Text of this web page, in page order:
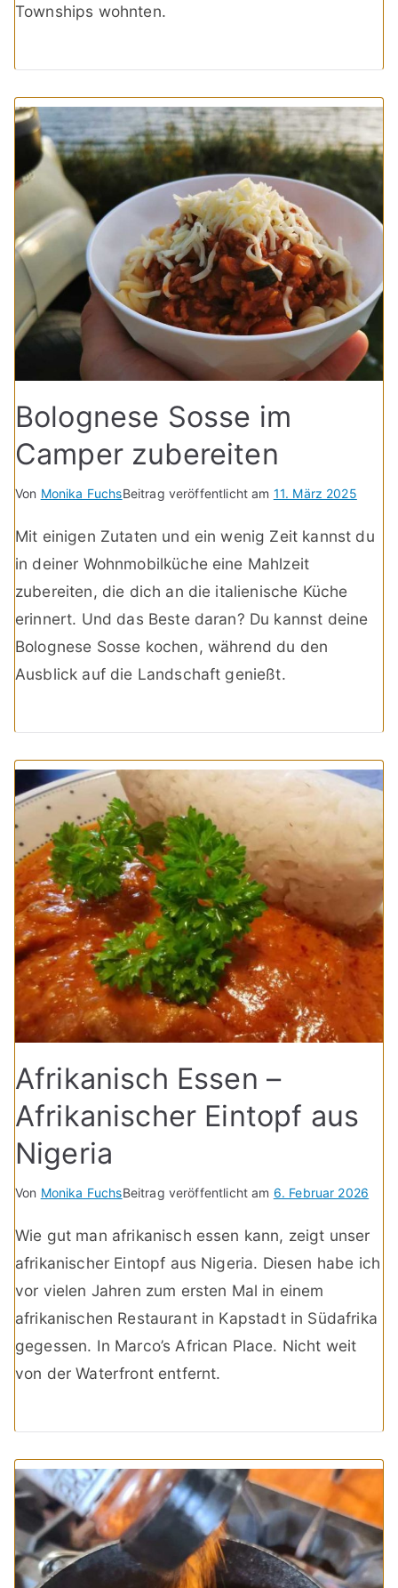
Townships wohnten.
Bolognese Sosse im
Camper zubereiten
Von Monika FuchsBeitrag veröffentlicht am 11. März 2025
Mit einigen Zutaten und ein wenig Zeit kannst du
in deiner Wohnmobilküche eine Mahlzeit
zubereiten, die dich an die italienische Küche
erinnert. Und das Beste daran? Du kannst deine
Bolognese Sosse kochen, während du den
Ausblick auf die Landschaft genießt.
Afrikanisch Essen –
Afrikanischer Eintopf aus
Nigeria
Von Monika FuchsBeitrag veröffentlicht am 6. Februar 2026
Wie gut man afrikanisch essen kann, zeigt unser
afrikanischer Eintopf aus Nigeria. Diesen habe ich
vor vielen Jahren zum ersten Mal in einem
afrikanischen Restaurant in Kapstadt in Südafrika
gegessen. In Marco’s African Place. Nicht weit
von der Waterfront entfernt.